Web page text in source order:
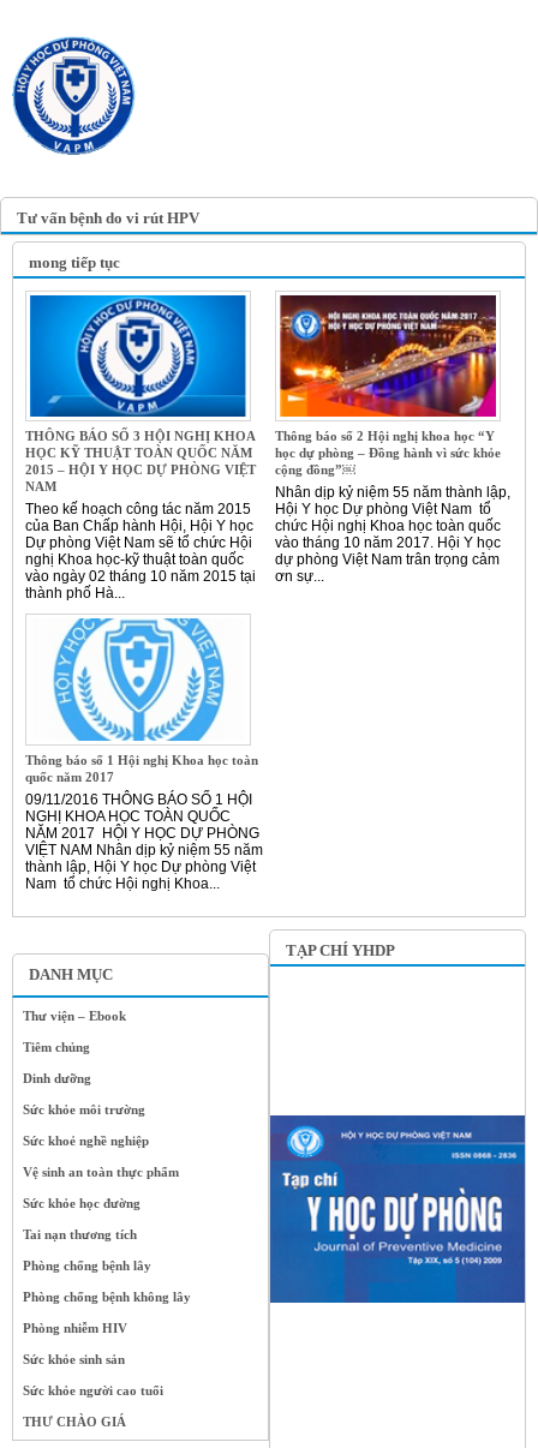
Tư vấn bệnh do vi rút HPV
DANH MỤC
Thư viện – Ebook
Tiêm chủng
Dinh dưỡng
Sức khỏe môi trường
Sức khoẻ nghề nghiệp
Vệ sinh an toàn thực phẩm
Sức khỏe học đường
Tai nạn thương tích
Phòng chống bệnh lây
Phòng chống bệnh không lây
Phòng nhiễm HIV
Sức khỏe sinh sản
Sức khỏe người cao tuổi
THƯ CHÀO GIÁ
mong tiếp tục
THÔNG BÁO SỐ 3 HỘI NGHỊ KHOA
HỌC KỸ THUẬT TOÀN QUỐC NĂM
2015 – HỘI Y HỌC DỰ PHÒNG VIỆT
NAM
Theo kế hoạch công tác năm 2015
của Ban Chấp hành Hội, Hội Y học
Dự phòng Việt Nam sẽ tổ chức Hội
nghị Khoa học-kỹ thuật toàn quốc
vào ngày 02 tháng 10 năm 2015 tại
thành phố Hà...
Thông báo số 2 Hội nghị khoa học “Y
học dự phòng – Đồng hành vì sức khỏe
cộng đồng”￼
Nhân dịp kỷ niệm 55 năm thành lập,
Hội Y học Dự phòng Việt Nam tổ
chức Hội nghị Khoa học toàn quốc
vào tháng 10 năm 2017. Hội Y học
dự phòng Việt Nam trân trọng cảm
ơn sự...
Thông báo số 1 Hội nghị Khoa học toàn
quốc năm 2017
09/11/2016 THÔNG BÁO SỐ 1 HỘI
NGHỊ KHOA HỌC TOÀN QUỐC
NĂM 2017 HỘI Y HỌC DỰ PHÒNG
VIỆT NAM Nhân dịp kỷ niệm 55 năm
thành lập, Hội Y học Dự phòng Việt
Nam tổ chức Hội nghị Khoa...
TẠP CHÍ YHDP